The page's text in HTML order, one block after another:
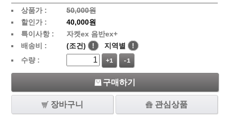
상품가 :
50,000원
할인가 :
40,000원
특이사항 :
자켓ex 음반ex+
배송비 :
(조건) ! 지역별
!
수량 :
+1 -1
구매하기
장바구니 관심상품